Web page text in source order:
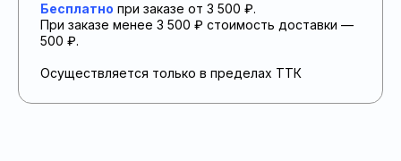
Бесплатно при заказе от 3 500 ₽.
При заказе менее 3 500 ₽ стоимость доставки —
500 ₽.
Осуществляется только в пределах ТТК